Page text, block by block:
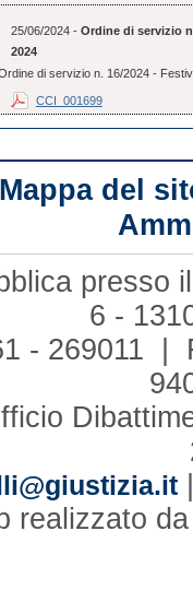
25/06/2024 - Ordine di servizio
2024
di servizio n. 16/2024 -
CCI_001699
Mappa del
presso
6 -
- 269011 |
|
realizzato